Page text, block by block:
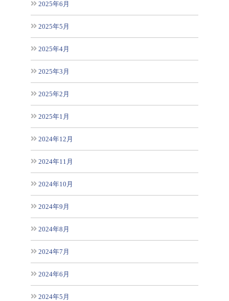
2025年6月
2025年5月
2025年4月
2025年3月
2025年2月
2025年1月
2024年12月
2024年11月
2024年10月
2024年9月
2024年8月
2024年7月
2024年6月
2024年5月